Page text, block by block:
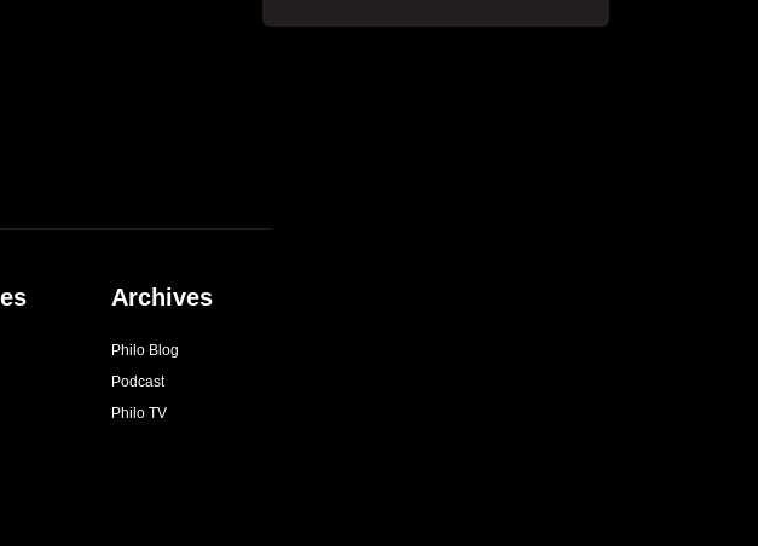
Archives
Philo Blog
Podcast
Philo TV